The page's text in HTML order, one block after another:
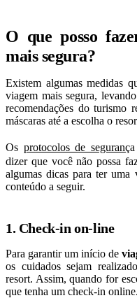
O que posso
mais segura?
Existem algumas medidas
viagem mais segura,
recomendações do turismo
máscaras até a escolha o
Os protocolos de seguranç
dizer que você não possa
algumas dicas para ter uma
conteúdo a seguir.
1. Check-in on-line
Para garantir um início de
os cuidados sejam
resort. Assim, quando for
que tenha um check-in online.